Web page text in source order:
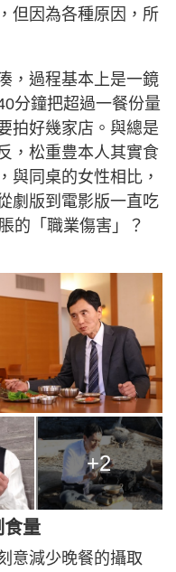
但因為各種原因，所
，過程基本上是一鏡
分鐘把超過一餐份量
拍好幾家店。與總是
，松重豊本人其實食
與同桌的女性相比，
劇版到電影版一直吃
的「職業傷害」？
+2
食量
意減少晚餐的攝取